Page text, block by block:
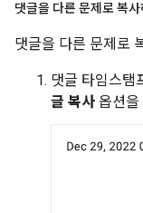
댓글을 다른 문제로 복사
댓글을 다른 문제로
댓글 타임스탬
글 복사 옵션을